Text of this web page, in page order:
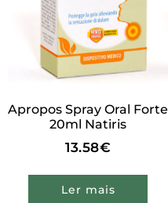
Apropos Spray Oral Forte
20ml Natiris
13.58€
Ler mais